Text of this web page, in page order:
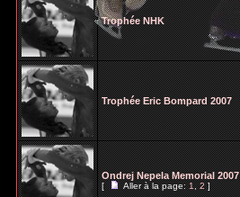
Trophée NHK
Trophée Eric Bompard 2007
Ondrej Nepela Memorial 2007
[ Aller à la page:1,2]